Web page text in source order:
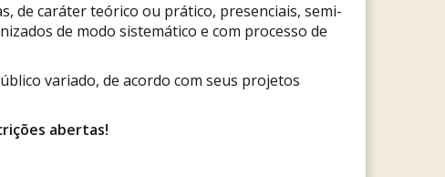
de caráter teórico ou prático, presenciais, semi-
de modo sistemático e com processo de
variado, de acordo com seus projetos
abertas!